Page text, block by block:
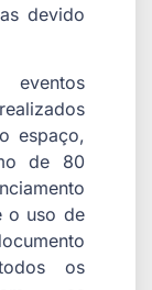
devido
espaço,
de 80
o uso de
os